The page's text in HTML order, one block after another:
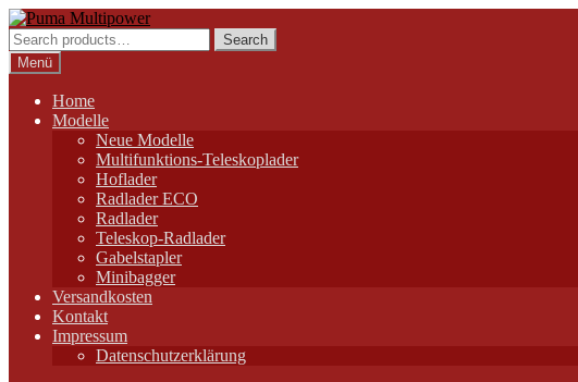
Zur
Navigation
springen
Zum
Inhalt
springen
Search
for:
Search
Menü
Home
Modelle
Neue Modelle
Multifunktions-Teleskoplader
Hoflader
Radlader ECO
Radlader
Teleskop-Radlader
Gabelstapler
Minibagger
Versandkosten
Kontakt
Impressum
Datenschutzerklärung